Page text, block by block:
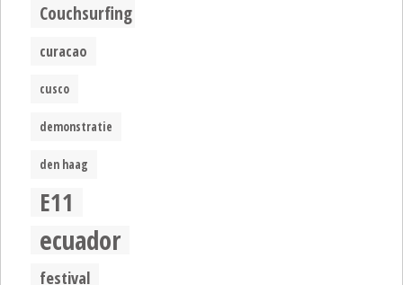
Couchsurfing
curacao
cusco
demonstratie
den haag
E11
ecuador
festival